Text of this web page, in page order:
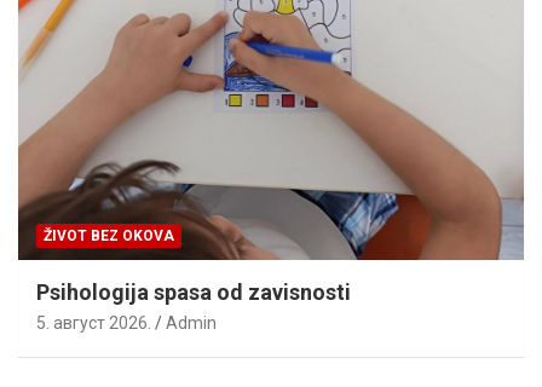
ŽIVOT BEZ OKOVA
Psihologija spasa od zavisnosti
5. август 2026. Admin